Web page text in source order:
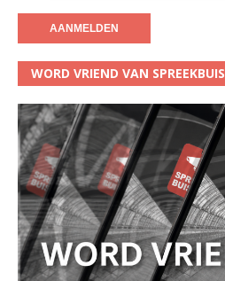
WORD VRIEND VAN SPREEKBUIS